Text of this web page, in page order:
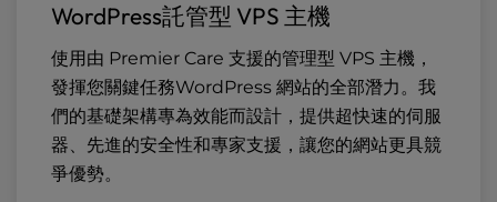
WordPress託管型 VPS 主機
使用由 Premier Care 支援的管理型 VPS 主機，
發揮您關鍵任務WordPress 網站的全部潛力。我
們的基礎架構專為效能而設計，提供超快速的伺服
器、先進的安全性和專家支援，讓您的網站更具競
爭優勢。